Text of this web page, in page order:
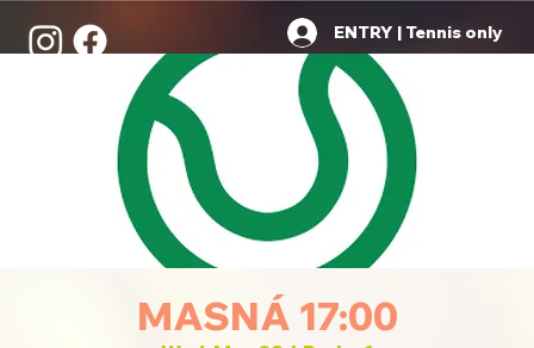
ENTRY | Tennis only
MASNÁ 17:00